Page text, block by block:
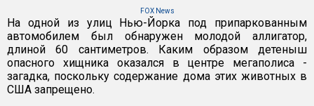
FOX News
На одной из улиц Нью-Йорка под припаркованным
автомобилем был обнаружен молодой аллигатор,
длиной 60 сантиметров. Каким образом детеныш
опасного хищника оказался в центре мегаполиса -
загадка, поскольку содержание дома этих животных в
США запрещено.